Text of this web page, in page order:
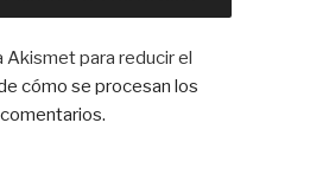
Akismet para reducir el
cómo se procesan los